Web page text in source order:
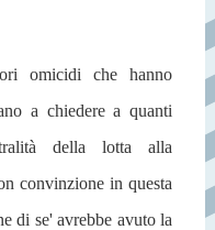
omicidi che hanno
a chiedere a quanti
della lotta alla
convinzione in questa
di se' avrebbe avuto la